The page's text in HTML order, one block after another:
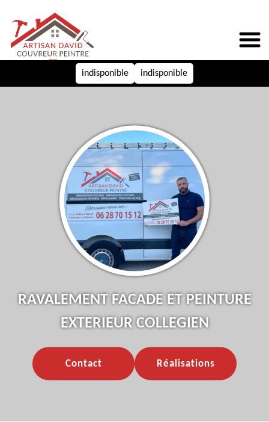
indisponible indisponible
RAVALEMENT FACADE ET PEINTURE
EXTERIEUR COLLEGIEN
Contact Réalisations